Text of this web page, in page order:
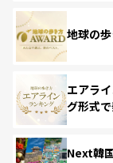
地球の
エアラ
グ形式
Next韓